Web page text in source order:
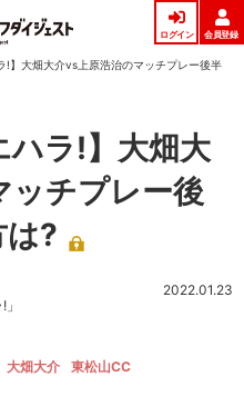
ログイン 会員登録
!】大畑大介vs上原浩治のマッチプレー後半
ハラ!】大畑大
ッチプレー後
は?
2022.01.23
大畑大介 東松山CC